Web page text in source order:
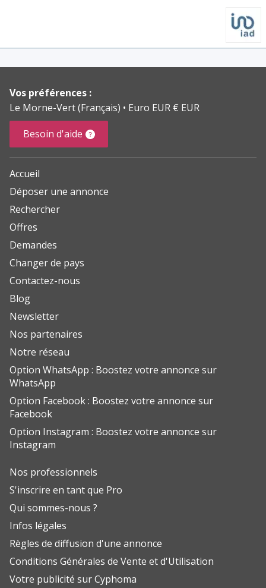
Vos préférences :
Le Morne-Vert (Français)
Euro EUR € EUR
Besoin d'aide
Accueil
Déposer une annonce
Rechercher
Offres
Demandes
Changer de pays
Contactez-nous
Blog
Newsletter
Nos partenaires
Notre réseau
Option WhatsApp : Boostez votre annonce sur
WhatsApp
Option Facebook : Boostez votre annonce sur
Facebook
Option Instagram : Boostez votre annonce sur
Instagram
Nos professionnels
S'inscrire en tant que Pro
Qui sommes-nous ?
Infos légales
Règles de diffusion d'une annonce
Conditions Générales de Vente et d'Utilisation
Votre publicité sur Cyphoma